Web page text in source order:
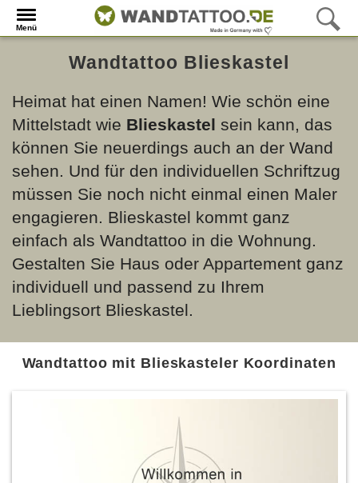
Menü
Wandtattoo Blieskastel
Heimat hat einen Namen! Wie schön eine
Mittelstadt wie Blieskastel sein kann, das
können Sie neuerdings auch an der Wand
sehen. Und für den individuellen Schriftzug
müssen Sie noch nicht einmal einen Maler
engagieren. Blieskastel kommt ganz
einfach als Wandtattoo in die Wohnung.
Gestalten Sie Haus oder Appartement ganz
individuell und passend zu Ihrem
Lieblingsort Blieskastel.
Wandtattoo mit Blieskasteler Koordinaten